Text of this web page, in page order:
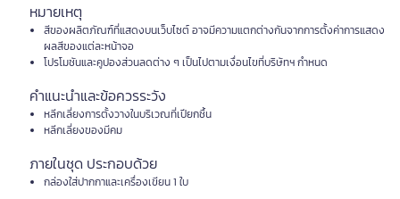
หมายเหตุ
สีของผลิตภัณฑ์ที่แสดงบนเว็บไซต์ อาจมีความแตกต่างกันจากการตั้งค่าการแสดง
ผลสีของแต่ละหน้าจอ
โปรโมชันและคูปองส่วนลดต่าง ๆ เป็นไปตามเงื่อนไขที่บริษัทฯ กำหนด
คำแนะนำและข้อควรระวัง
หลีกเลี่ยงการตั้งวางในบริเวณที่เปียกชื้น
หลีกเลี่ยงของมีคม
ภายในชุด ประกอบด้วย
กล่องใส่ปากกาและเครื่องเขียน 1 ใบ